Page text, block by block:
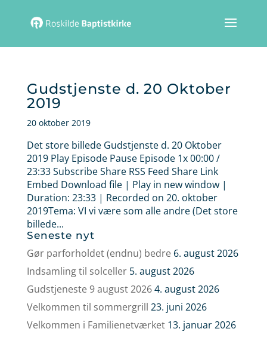
Gudstjenste d. 20 Oktober
2019
20 oktober 2019
Det store billede Gudstjenste d. 20 Oktober
2019 Play Episode Pause Episode 1x 00:00 /
23:33 Subscribe Share RSS Feed Share Link
Embed Download file | Play in new window |
Duration: 23:33 | Recorded on 20. oktober
2019Tema: VI vi være som alle andre (Det store
billede...
Seneste nyt
Gør parforholdet (endnu) bedre 6. august 2026
Indsamling til solceller 5. august 2026
Gudstjeneste 9 august 20264. august 2026
Velkommen til sommergrill 23. juni 2026
Velkommen i Familienetværket 13. januar 2026